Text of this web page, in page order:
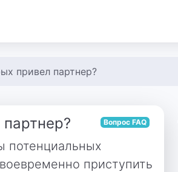
привел партнер?
Вопрос FAQ
потенциальных
приступить